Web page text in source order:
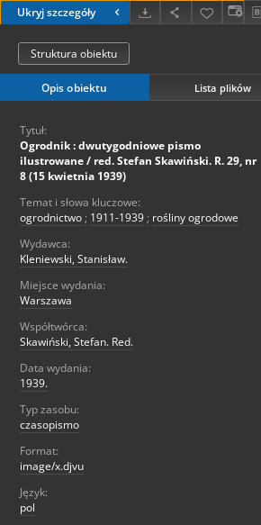
Ukryj szczegóły
Struktura obiektu
Opis obiektu Lista plików
Tytuł:
Ogrodnik : dwutygodniowe pismo
ilustrowane / red. Stefan Skawiński. R. 29, nr
8 (15 kwietnia 1939)
Temat i słowa kluczowe:
ogrodnictwo ; 1911-1939 ; rośliny ogrodowe
Wydawca:
Kleniewski, Stanisław.
Miejsce wydania:
Warszawa
Współtwórca:
Skawiński, Stefan. Red.
Data wydania:
1939.
Typ zasobu:
czasopismo
Format:
image/x.djvu
Język:
pol